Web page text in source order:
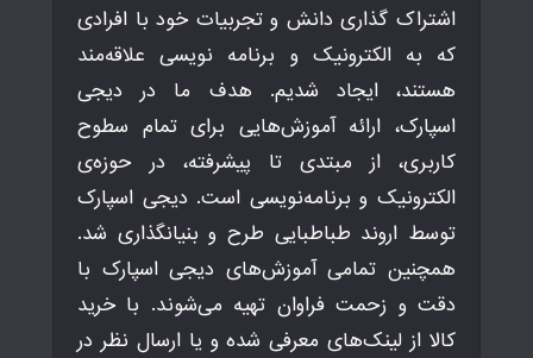
اشتراک گذاری دانش و تجربیات خود با افرادی
که به الکترونیک و برنامه نویسی علاقه‌مند
هستند، ایجاد شدیم. هدف ما در دیجی
اسپارک، ارائه آموزش‌هایی برای تمام سطوح
کاربری، از مبتدی تا پیشرفته، در حوزه‌ی
الکترونیک و برنامه‌نویسی است. دیجی اسپارک
توسط اروند طباطبایی طرح و بنیانگذاری شد.
همچنین تمامی آموزش‌های دیجی اسپارک با
دقت و زحمت فراوان تهیه می‌شوند. با خرید
کالا از لینک‌های معرفی شده و یا ارسال نظر در